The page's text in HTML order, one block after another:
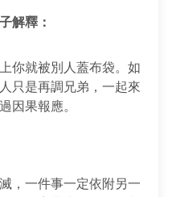
解釋：
你就被別人蓋布袋。如
只是再調兄弟，一起來
因果報應。
，一件事一定依附另一